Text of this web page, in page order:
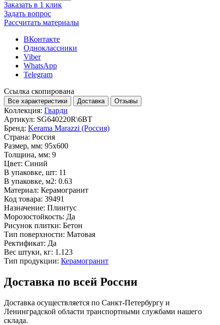
Заказать в 1 клик
Задать вопрос
Рассчитать материалы
ВКонтакте
Одноклассники
Viber
WhatsApp
Telegram
Ссылка скопирована
Все характеристики Доставка Отзывы
Коллекция: Гварди
Артикул: SG640220R\6BT
Бренд: Kerama Marazzi (Россия)
Страна: Россия
Размер, мм: 95x600
Толщина, мм: 9
Цвет: Синий
В упаковке, шт: 11
В упаковке, м2: 0.63
Материал: Керамогранит
Код товара: 39491
Назначение: Плинтус
Морозостойкость: Да
Рисунок плитки: Бетон
Тип поверхности: Матовая
Ректификат: Да
Вес штуки, кг: 1.123
Тип продукции: Керамогранит
Доставка по всей России
Доставка осуществляется по Санкт-Петербургу и
Ленинградской области транспортными службами нашего
склада.